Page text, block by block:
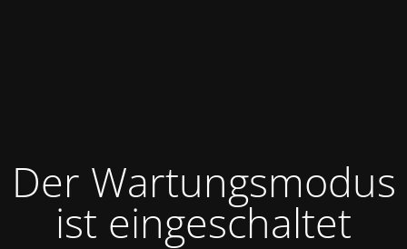
Der Wartungsmodus
ist eingeschaltet